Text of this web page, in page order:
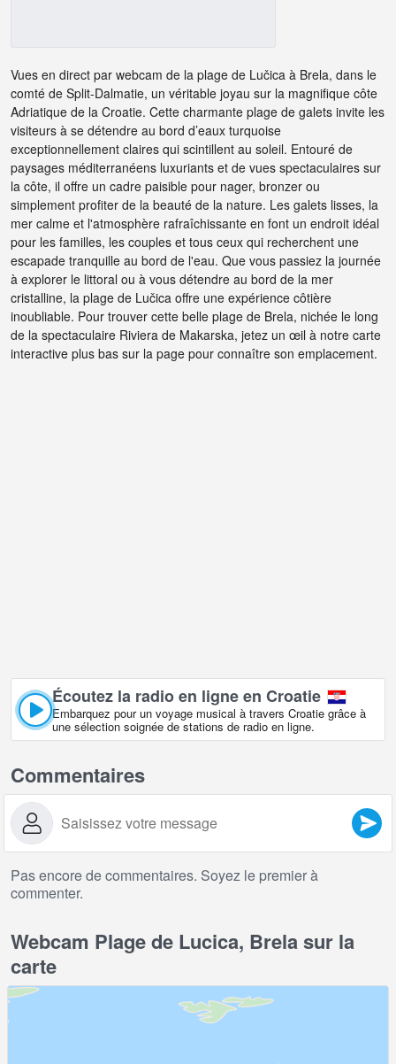
Vues en direct par webcam de la plage de Lučica à Brela, dans le
comté de Split-Dalmatie, un véritable joyau sur la magnifique côte
Adriatique de la Croatie. Cette charmante plage de galets invite les
visiteurs à se détendre au bord d’eaux turquoise
exceptionnellement claires qui scintillent au soleil. Entouré de
paysages méditerranéens luxuriants et de vues spectaculaires sur
la côte, il offre un cadre paisible pour nager, bronzer ou
simplement profiter de la beauté de la nature. Les galets lisses, la
mer calme et l'atmosphère rafraîchissante en font un endroit idéal
pour les familles, les couples et tous ceux qui recherchent une
escapade tranquille au bord de l'eau. Que vous passiez la journée
à explorer le littoral ou à vous détendre au bord de la mer
cristalline, la plage de Lučica offre une expérience côtière
inoubliable. Pour trouver cette belle plage de Brela, nichée le long
de la spectaculaire Riviera de Makarska, jetez un œil à notre carte
interactive plus bas sur la page pour connaître son emplacement.
Écoutez la radio en ligne en Croatie
Embarquez pour un voyage musical à travers Croatie grâce à
une sélection soignée de stations de radio en ligne.
Commentaires
Pas encore de commentaires. Soyez le premier à
commenter.
Webcam Plage de Lucica, Brela sur la
carte